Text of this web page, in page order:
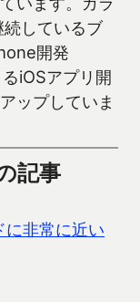
しているブ
開発
iOSアプリ開
ップしていま
記事
非常に近い